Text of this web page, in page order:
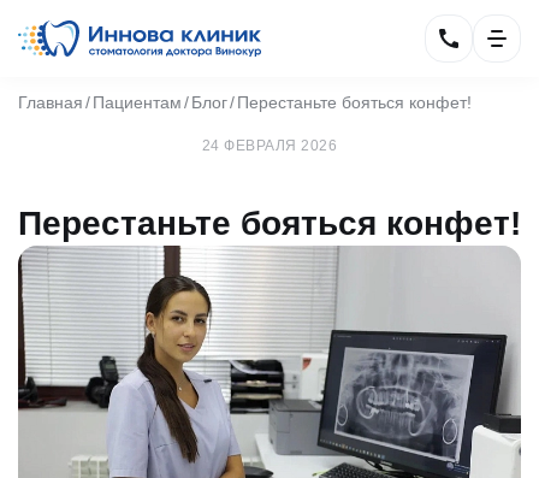
Главная Пациентам Блог Перестаньте бояться конфет!
24 ФЕВРАЛЯ 2026
Перестаньте бояться конфет!